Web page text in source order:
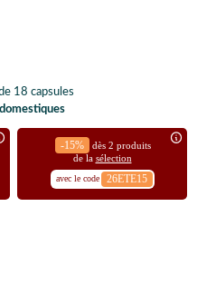
18 capsules
-15%
dès 2 produits
de la sélection
avec le code 26ETE15